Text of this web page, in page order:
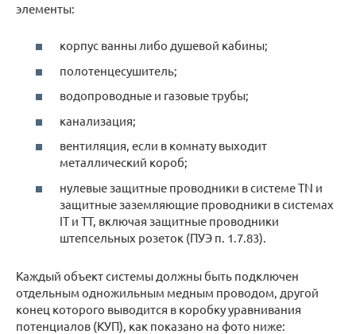
элементы:
корпус ванны либо душевой кабины;
полотенцесушитель;
водопроводные и газовые трубы;
канализация;
вентиляция, если в комнату выходит
металлический короб;
нулевые защитные проводники в системе TN и
защитные заземляющие проводники в системах
IT и TT, включая защитные проводники
штепсельных розеток (ПУЭ п. 1.7.83).
Каждый объект системы должны быть подключен
отдельным одножильным медным проводом, другой
конец которого выводится в коробку уравнивания
потенциалов (КУП), как показано на фото ниже: